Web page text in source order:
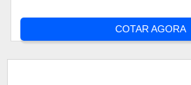
COTAR AGORA